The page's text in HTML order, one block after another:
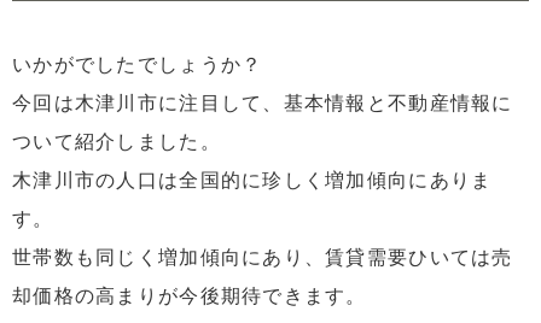
いかがでしたでしょうか？
今回は木津川市に注目して、基本情報と不動産情報に
ついて紹介しました。
木津川市の人口は全国的に珍しく増加傾向にありま
す。
世帯数も同じく増加傾向にあり、賃貸需要ひいては売
却価格の高まりが今後期待できます。